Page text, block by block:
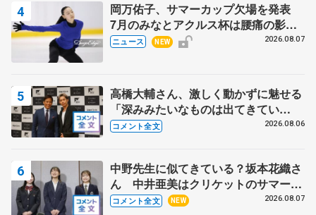
岡万佑子、サマーカップ欠場を発表
7月のみなとアクルス杯は腰痛の影響
で
ニュース NEW 2026.08.07
高橋大輔さん、激しく動かずに魅せる
「深みみたいなものは出てきてい
る？」 〝兄さん〟と慕うレジェンド
コメント全文 2026.08.06
中野先生に似てきている？坂本花織さ
ん 中井亜美はクリケットのサマーキ
ャンプに 島田麻央はたくさん試合に
コメント全文 NEW 2026.08.07